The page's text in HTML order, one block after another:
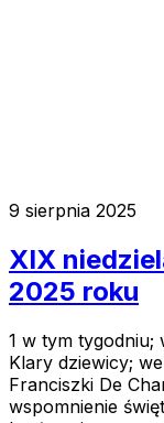
9 sierpnia 2025
XIX
2025 roku
1 w tym tygodniu;
Klary dziewicy;
Franciszki De
wspomnienie